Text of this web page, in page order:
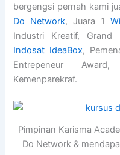
bergengsi pernah kami
Do Network, Juara 1
Industri Kreatif, Grand
Indosat IdeaBox,
Entrepeneur
Kemenparekraf.
Pimpinan Karisma
Do Network &